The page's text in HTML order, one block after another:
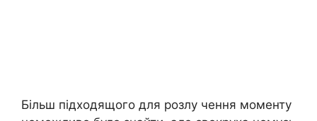
Більш підходящого для розлу чення моменту